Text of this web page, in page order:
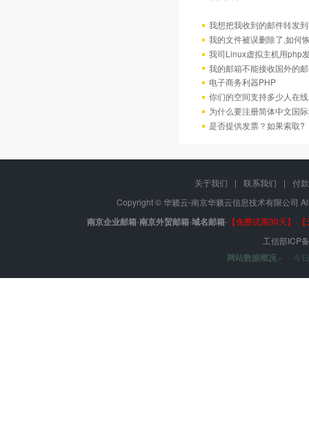
我想把我收到的邮件转发
我的文件被误删除了,如何
我司Linux虚拟主机用php
我的邮箱不能接收国外的
电子商务利器PHP
你们的空间支持多少人在
为什么要注册简体中文国
是否提供发票？如果索取?
关于我们 | 联系我们 |
付
Copyright © 华籁云-南京华籁云信息技术有限公
南京企业邮箱-南京外贸邮箱-域名邮箱- 【免费试用30天】-
工信部ICP
网站数据概况 - 今